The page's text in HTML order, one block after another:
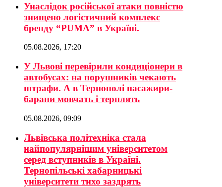
Унаслідок російської атаки повністю
знищено логістичний комплекс
бренду “PUMA” в Україні.
05.08.2026, 17:20
У Львові перевірили кондиціонери в
автобусах: на порушників чекають
штрафи. А в Тернополі пасажири-
барани мовчать і терплять
05.08.2026, 09:09
Львівська політехніка стала
найпопулярнішим університетом
серед вступників в Україні.
Тернопільські хабарницькі
університети тихо заздрять